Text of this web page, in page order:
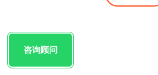
咨询顾问